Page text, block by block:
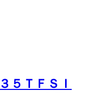
５ＴＦＳＩ